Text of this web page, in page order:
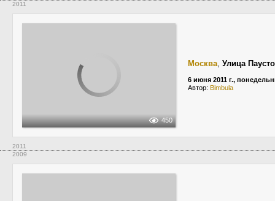
2011
450
Москва, Улица
6 июня 2011 г.,
Автор: Bimbula
2011
2009